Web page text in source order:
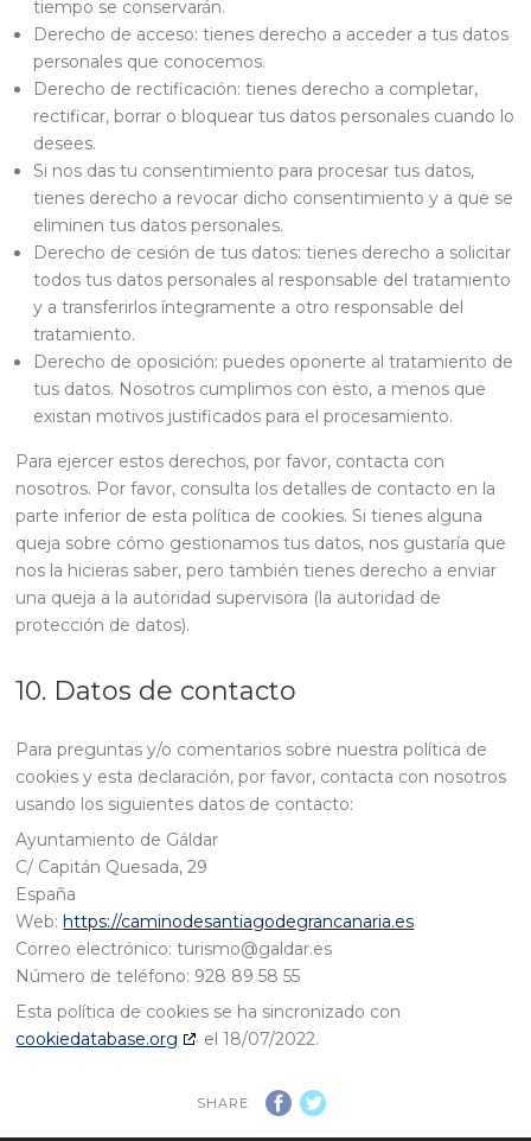
tiempo se conservarán.
Derecho de acceso: tienes derecho a acceder a tus datos
personales que conocemos.
Derecho de rectificación: tienes derecho a completar,
rectificar, borrar o bloquear tus datos personales cuando lo
desees.
Si nos das tu consentimiento para procesar tus datos,
tienes derecho a revocar dicho consentimiento y a que se
eliminen tus datos personales.
Derecho de cesión de tus datos: tienes derecho a solicitar
todos tus datos personales al responsable del tratamiento
y a transferirlos íntegramente a otro responsable del
tratamiento.
Derecho de oposición: puedes oponerte al tratamiento de
tus datos. Nosotros cumplimos con esto, a menos que
existan motivos justificados para el procesamiento.
Para ejercer estos derechos, por favor, contacta con
nosotros. Por favor, consulta los detalles de contacto en la
parte inferior de esta política de cookies. Si tienes alguna
queja sobre cómo gestionamos tus datos, nos gustaría que
nos la hicieras saber, pero también tienes derecho a enviar
una queja a la autoridad supervisora (la autoridad de
protección de datos).
10. Datos de contacto
Para preguntas y/o comentarios sobre nuestra política de
cookies y esta declaración, por favor, contacta con nosotros
usando los siguientes datos de contacto:
Ayuntamiento de Gáldar
C/ Capitán Quesada, 29
España
Web:https://caminodesantiagodegrancanaria.es
Correo electrónico:turismo@galdar.es
Número de teléfono: 928 89 58 55
Esta política de cookies se ha sincronizado con
cookiedatabase.org
el 18/07/2022.
SHARE